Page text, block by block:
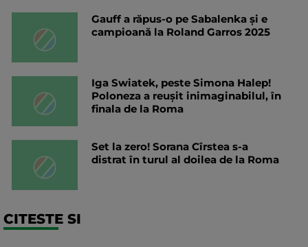
Gauff a răpus-o pe Sabalenka și e
campioană la Roland Garros 2025
Iga Swiatek, peste Simona Halep!
Poloneza a reușit inimaginabilul, în
finala de la Roma
Set la zero! Sorana Cîrstea s-a
distrat în turul al doilea de la Roma
CITESTE SI